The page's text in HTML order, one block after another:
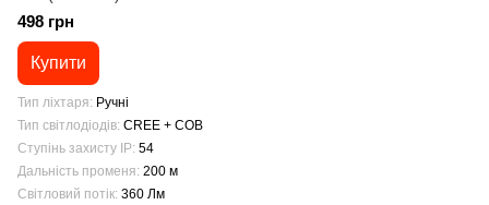
498 грн
Купити
Тип ліхтаря
Ручні
Тип світлодіодів CREE + COB
Ступінь захисту IP 54
Дальність променя 200 м
Світловий потік 360 Лм